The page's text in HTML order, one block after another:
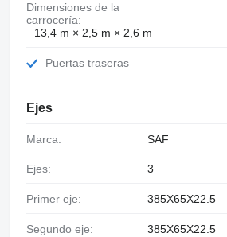
Dimensiones de la
carrocería:
13,4 m × 2,5 m × 2,6 m
Puertas traseras
Ejes
Marca: SAF
Ejes: 3
Primer eje: 385X65X22.5
Segundo eje: 385X65X22.5